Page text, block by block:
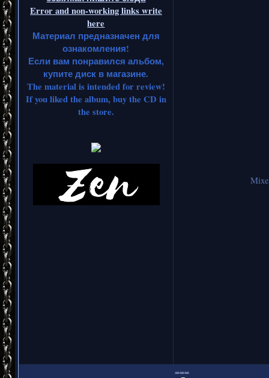
Error and non-working links write
here
Материал предназначен для
ознакомления!
Если вам понравился альбом,
купите диск в магазине.
The material is intended for review!
If you liked the album, buy the CD in
the store.
===